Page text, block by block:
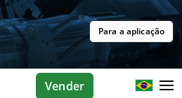
Para a aplicação
Vender